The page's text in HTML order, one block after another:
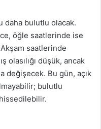
daha bulutlu olacak.
öğle saatlerinde ise
saatlerinde
olasılığı düşük, ancak
değişecek. Bu gün, açık
bulutlu